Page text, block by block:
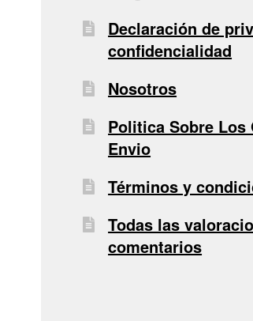
Declaración de
confidencialidad
Nosotros
Politica Sobre Los
Envio
Términos y
Todas las
comentarios